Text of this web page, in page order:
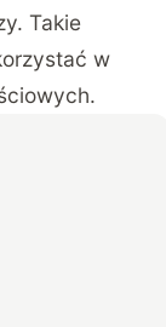
Takie
w